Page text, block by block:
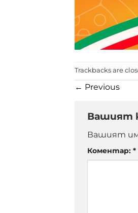
Trackbacks are
← Previous
Вашият
Вашият
Коментар: *